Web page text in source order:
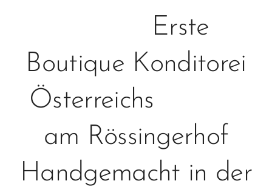
Erste
Boutique Konditorei
Österreichs
am Rössingerhof
Handgemacht in der